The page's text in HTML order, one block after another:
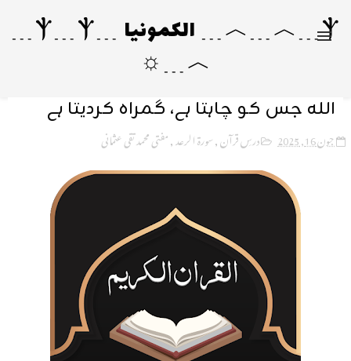
Ⲯ﹍︿﹍︿﹍ الکمونیا ﹍Ⲯ﹍Ⲯ﹍
︿﹍☼
اللہ جس کو چاہتا ہے، گمراہ کردیتا ہے
جون 16, 2025 درسِ قرآن,سورۃ الرعد,مفتی محمد تقی عثمانی